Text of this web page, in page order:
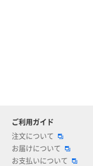
ご利用ガイド
注文について
お届けについて
お支払いについて